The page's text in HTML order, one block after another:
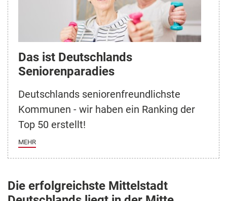
Das ist Deutschlands
Seniorenparadies
Deutschlands seniorenfreundlichste
Kommunen - wir haben ein Ranking der
Top 50 erstellt!
MEHR
Die erfolgreichste Mittelstadt